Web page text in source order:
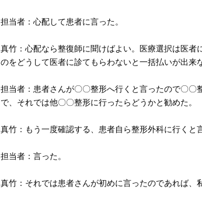
担当者：心配して患者に言った。
真竹：心配なら整復師に聞けばよい。医療選択は医
のをどうして医者に診てもらわないと一括払いが出来
担当者：患者さんが〇〇整形へ行くと言ったので〇
で、それでは他〇〇整形に行ったらどうかと勧めた。
真竹：もう一度確認する、患者自ら整形外科に行くと
担当者：言った。
真竹：それでは患者さんが初めに言ったのであれば、